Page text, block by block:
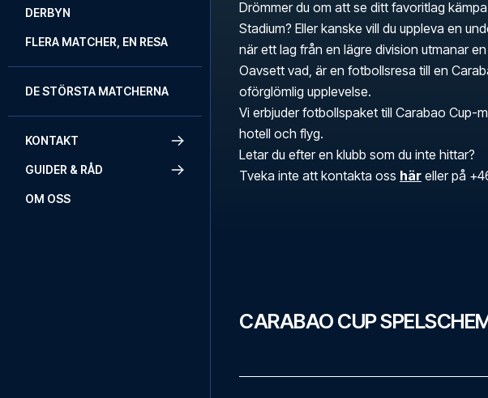
DERBYN
FLERA MATCHER, EN RESA
DE STÖRSTA MATCHERNA
KONTAKT
GUIDER & RÅD
OM OSS
Drömmer du om att se ditt favoritlag
Stadium? Eller kanske vill du uppleva en
när ett lag från en lägre division utmanar
Oavsett vad, är en fotbollsresa till en
oförglömlig upplevelse.
Vi erbjuder fotbollspaket till Carabao Cup-
hotell och flyg.
Letar du efter en klubb som du inte hittar?
Tveka inte att kontakta oss här eller på
CARABAO CUP